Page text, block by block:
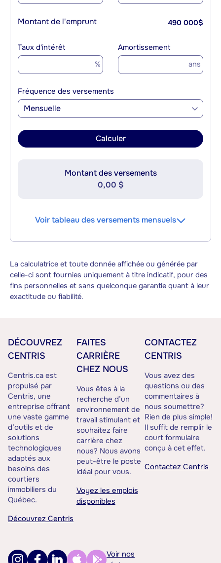
Montant de l'emprunt 490 000$
Taux d'intérêt
%
Amortissement
ans
Fréquence des versements
Mensuelle
Calculer
Montant des versements
0,00 $
Voir tableau des versements mensuels
La calculatrice et toute donnée affichée ou générée par
celle-ci sont fournies uniquement à titre indicatif, pour des
fins personnelles et sans quelconque garantie quant à leur
exactitude ou fiabilité.
DÉCOUVREZ
CENTRIS
Centris.ca est
propulsé par
Centris, une
entreprise offrant
une vaste gamme
d’outils et de
solutions
technologiques
adaptés aux
besoins des
courtiers
immobiliers du
Québec.
Découvrez Centris
FAITES
CARRIÈRE
CHEZ NOUS
Vous êtes à la
recherche d’un
environnement de
travail stimulant et
souhaitez faire
carrière chez
nous? Nous avons
peut-être le poste
idéal pour vous.
Voyez les emplois
disponibles
CONTACTEZ
CENTRIS
Vous avez des
questions ou des
commentaires à
nous soumettre?
Rien de plus simple!
Il suffit de remplir le
court formulaire
conçu à cet effet.
Contactez Centris
Voir nos